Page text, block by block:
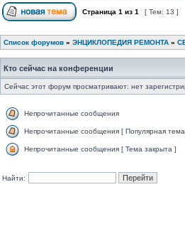
Страница 1 из 1 [ Тем: 13 ]
Список форумов » ЭНЦИКЛОПЕДИЯ РЕМОНТА »
Кто сейчас на конференции
Сейчас этот форум просматривают: нет
Непрочитанные сообщения
Непрочитанные сообщения [ Популярная
Непрочитанные сообщения [ Тема закрыта ]
Найти: